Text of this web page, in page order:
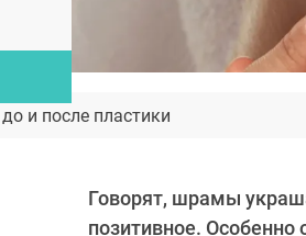
и после пластики
Говорят, шрамы
позитивное.